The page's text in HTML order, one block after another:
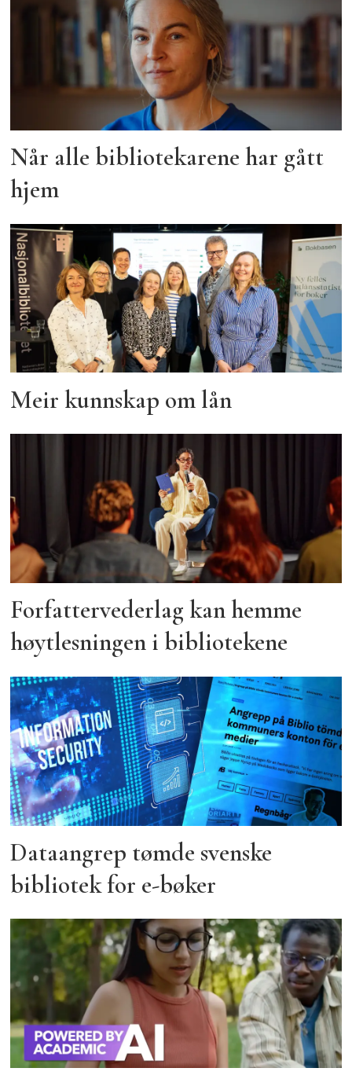
Når alle bibliotekarene har gått
hjem
Meir kunnskap om lån
Forfattervederlag kan hemme
høytlesningen i bibliotekene
Dataangrep tømde svenske
bibliotek for e-bøker